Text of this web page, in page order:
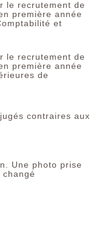
le recrutement de
première année
et
le recrutement de
première année
de
contraires aux
Une photo prise